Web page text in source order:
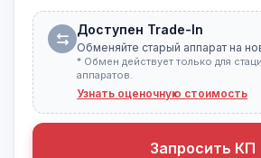
Доступен Trade-In
Обменяйте старый аппарат на
* Обмен действует только для
аппаратов.
Узнать оценочную стоимость
Запросить КП